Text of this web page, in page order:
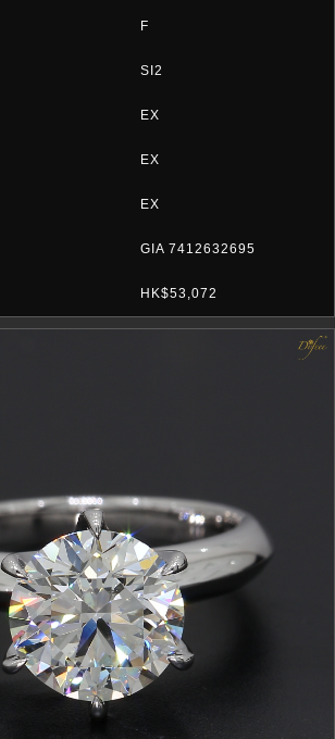
F
SI2
EX
EX
EX
GIA 7412632695
HK$53,072